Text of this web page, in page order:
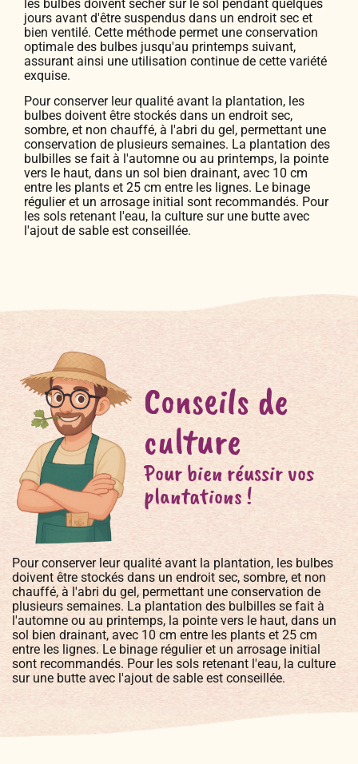
les bulbes doivent sécher sur le sol pendant quelques
jours avant d'être suspendus dans un endroit sec et
bien ventilé. Cette méthode permet une conservation
optimale des bulbes jusqu'au printemps suivant,
assurant ainsi une utilisation continue de cette variété
exquise.
Pour conserver leur qualité avant la plantation, les
bulbes doivent être stockés dans un endroit sec,
sombre, et non chauffé, à l'abri du gel, permettant une
conservation de plusieurs semaines. La plantation des
bulbilles se fait à l'automne ou au printemps, la pointe
vers le haut, dans un sol bien drainant, avec 10 cm
entre les plants et 25 cm entre les lignes. Le binage
régulier et un arrosage initial sont recommandés. Pour
les sols retenant l'eau, la culture sur une butte avec
l'ajout de sable est conseillée.
Conseils de
culture
Pour bien réussir vos
plantations !
Pour conserver leur qualité avant la plantation, les bulbes
doivent être stockés dans un endroit sec, sombre, et non
chauffé, à l'abri du gel, permettant une conservation de
plusieurs semaines. La plantation des bulbilles se fait à
l'automne ou au printemps, la pointe vers le haut, dans un
sol bien drainant, avec 10 cm entre les plants et 25 cm
entre les lignes. Le binage régulier et un arrosage initial
sont recommandés. Pour les sols retenant l'eau, la culture
sur une butte avec l'ajout de sable est conseillée.